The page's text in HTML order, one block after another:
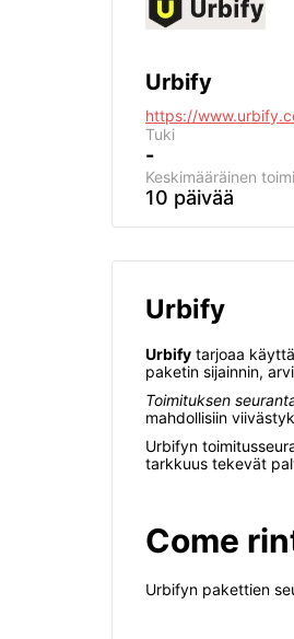
Urbify
https://
Tuki
-
Keskimääräinen
10 päivää
Urbify
Urbify tarjoaa
paketin sijainnin,
Toimituksen
mahdollisiin
Urbifyn
tarkkuus tekevät
Come
Urbifyn pakettien